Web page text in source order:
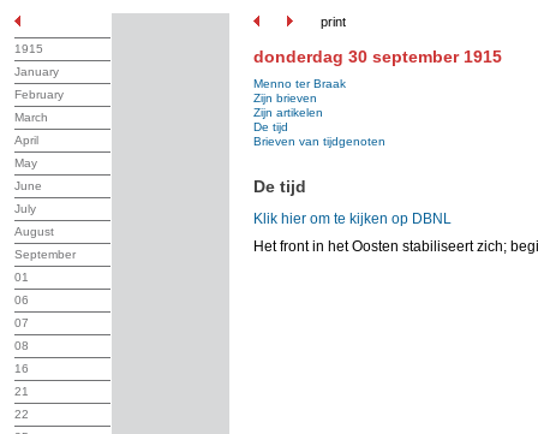
print
1915
January
February
March
April
May
June
July
August
September
01
06
07
08
16
21
22
donderdag 30 september 1915
Menno ter Braak
Zijn brieven
Zijn artikelen
De tijd
Brieven van tijdgenoten
De tijd
Klik hier om te kijken op DBNL
Het front in het Oosten stabiliseert zich;